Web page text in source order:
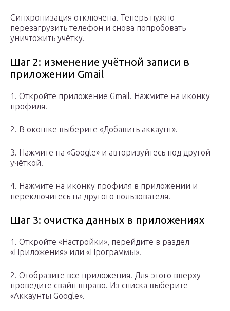
Синхронизация отключена. Теперь нужно
перезагрузить телефон и снова попробовать
уничтожить учётку.
Шаг 2: изменение учётной записи в
приложении Gmail
1. Откройте приложение Gmail. Нажмите на иконку
профиля.
2. В окошке выберите «Добавить аккаунт».
3. Нажмите на «Google» и авторизуйтесь под другой
учёткой.
4. Нажмите на иконку профиля в приложении и
переключитесь на другого пользователя.
Шаг 3: очистка данных в приложениях
1. Откройте «Настройки», перейдите в раздел
«Приложения» или «Программы».
2. Отобразите все приложения. Для этого вверху
проведите свайп вправо. Из списка выберите
«Аккаунты Google».